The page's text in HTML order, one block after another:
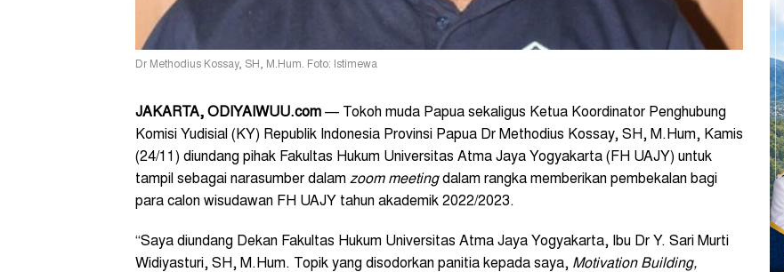
Dr Methodius Kossay, SH, M.Hum. Foto: Istimewa
JAKARTA, ODIYAIWUU.com — Tokoh muda Papua sekaligus Ketua Koordinator Penghubung
Komisi Yudisial (KY) Republik Indonesia Provinsi Papua Dr Methodius Kossay, SH, M.Hum, Kamis
(24/11) diundang pihak Fakultas Hukum Universitas Atma Jaya Yogyakarta (FH UAJY) untuk
tampil sebagai narasumber dalam zoom meetingdalam rangka memberikan pembekalan bagi
para calon wisudawan FH UAJY tahun akademik 2022/2023.
“Saya diundang Dekan Fakultas Hukum Universitas Atma Jaya Yogyakarta, Ibu Dr Y. Sari Murti
Widiyasturi, SH, M.Hum. Topik yang disodorkan panitia kepada saya, Motivation Building,